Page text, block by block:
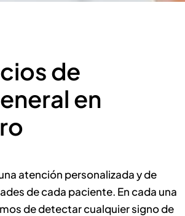
de
en
atención personalizada y de
de cada paciente. En cada una
de detectar cualquier signo de